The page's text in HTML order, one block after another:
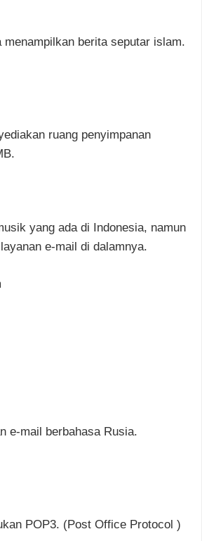
menampilkan berita seputar islam.
ruang penyimpanan
yang ada di Indonesia, namun
e-mail di dalamnya.
e-mail berbahasa Rusia.
POP3. (Post Office Protocol )